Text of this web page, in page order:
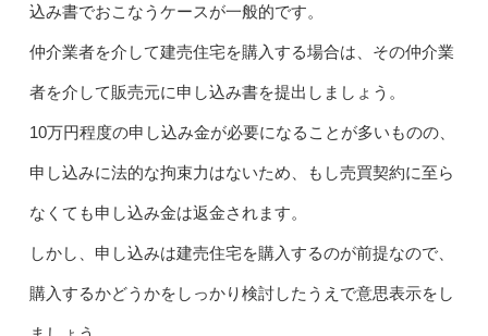
込み書でおこなうケースが一般的です。
仲介業者を介して建売住宅を購入する場合は、その仲介業
者を介して販売元に申し込み書を提出しましょう。
10万円程度の申し込み金が必要になることが多いものの、
申し込みに法的な拘束力はないため、もし売買契約に至ら
なくても申し込み金は返金されます。
しかし、申し込みは建売住宅を購入するのが前提なので、
購入するかどうかをしっかり検討したうえで意思表示をし